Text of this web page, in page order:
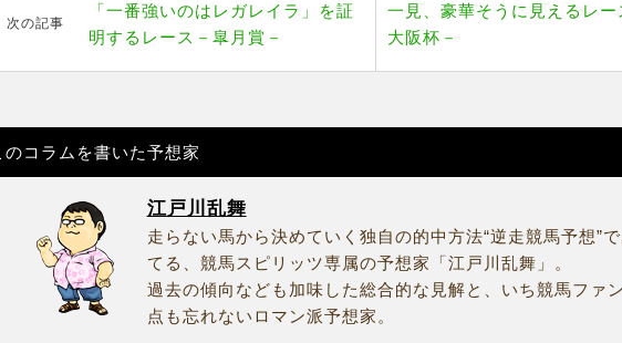
次の記事
「一番強いのはレガレイラ」を証
明するレース－皐月賞－
一見、豪華そうに見えるレー
大阪杯－
のコラムを書いた予想家
江戸川乱舞
走らない馬から決めていく独自の的中方法“逆走競馬予想”
てる、競馬スピリッツ専属の予想家「江戸川乱舞」。
過去の傾向なども加味した総合的な見解と、いち競馬ファ
点も忘れないロマン派予想家。